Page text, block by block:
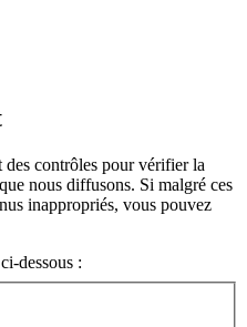
des contrôles pour vérifier la
nous diffusons. Si malgré ces
inappropriés, vous pouvez
dessous :